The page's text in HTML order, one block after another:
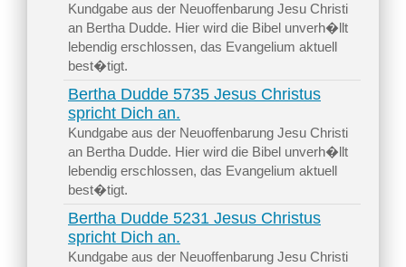
Kundgabe aus der Neuoffenbarung Jesu Christi
an Bertha Dudde. Hier wird die Bibel unverh�llt
lebendig erschlossen, das Evangelium aktuell
best�tigt.
Bertha Dudde 5735 Jesus Christus
spricht Dich an.
Kundgabe aus der Neuoffenbarung Jesu Christi
an Bertha Dudde. Hier wird die Bibel unverh�llt
lebendig erschlossen, das Evangelium aktuell
best�tigt.
Bertha Dudde 5231 Jesus Christus
spricht Dich an.
Kundgabe aus der Neuoffenbarung Jesu Christi